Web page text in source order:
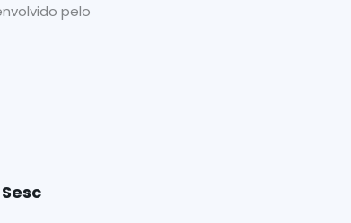
pelo